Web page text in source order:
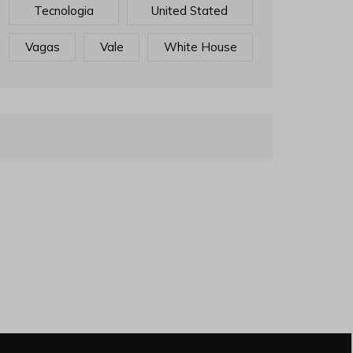
Tecnologia United Stated
Vagas Vale White House